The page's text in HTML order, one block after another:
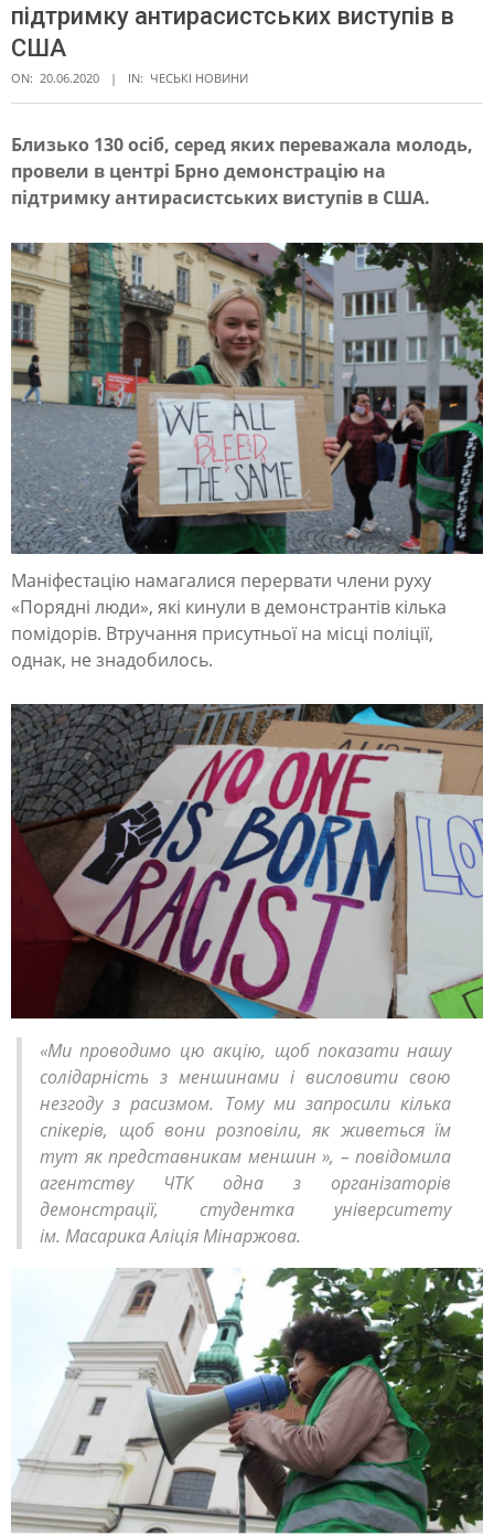
підтримку антирасистських виступів в
США
ON: 20.06.2020 IN: ЧЕСЬКІ НОВИНИ
В
Б
р
н
о
п
р
о
й
ш
л
а
д
е
м
о
н
с
т
р
н
т
и
Близько 130 осіб, серед яких переважала молодь,
провели в центрі Брно демонстрацію на
підтримку антирасистських виступів в США.
Маніфестацію намагалися перервати члени руху
«Порядні люди», які кинули в демонстрантів кілька
помідорів. Втручання присутньої на місці поліції,
однак, не знадобилось.
«Ми проводимо цю акцію, щоб показати нашу
солідарність з меншинами і висловити свою
незгоду з расизмом. Тому ми запросили кілька
спікерів, щоб вони розповіли, як живеться їм
тут як представникам меншин », – повідомила
агентству ЧТК одна з організаторів
демонстрації, студентка університету
ім. Масарика Аліція Мінаржова.